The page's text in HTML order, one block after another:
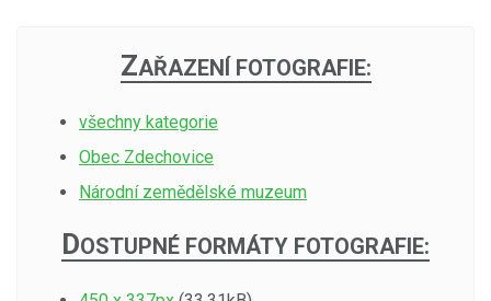
ZAŘAZENÍ FOTOGRAFIE:
všechny kategorie
Obec Zdechovice
Národní zemědělské muzeum
DOSTUPNÉ FORMÁTY FOTOGRAFIE: